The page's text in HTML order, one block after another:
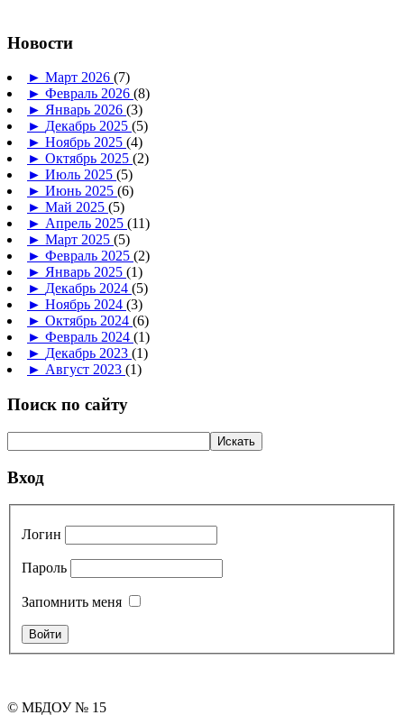
Новости
► Март 2026 (7)
► Февраль 2026 (8)
► Январь 2026 (3)
► Декабрь 2025 (5)
► Ноябрь 2025 (4)
► Октябрь 2025 (2)
► Июль 2025 (5)
► Июнь 2025 (6)
► Май 2025 (5)
► Апрель 2025 (11)
► Март 2025 (5)
► Февраль 2025 (2)
► Январь 2025 (1)
► Декабрь 2024 (5)
► Ноябрь 2024 (3)
► Октябрь 2024 (6)
► Февраль 2024 (1)
► Декабрь 2023 (1)
► Август 2023 (1)
Поиск по сайту
Вход
Логин
Пароль
Запомнить меня
© МБДОУ № 15